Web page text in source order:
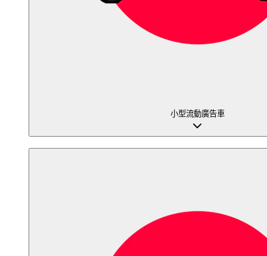
小型流動廣告車